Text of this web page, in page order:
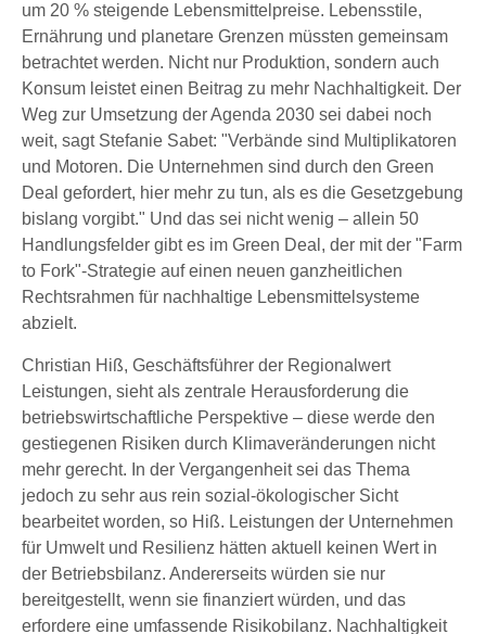
um 20 % steigende Lebensmittelpreise. Lebensstile,
Ernährung und planetare Grenzen müssten gemeinsam
betrachtet werden. Nicht nur Produktion, sondern auch
Konsum leistet einen Beitrag zu mehr Nachhaltigkeit. Der
Weg zur Umsetzung der Agenda 2030 sei dabei noch
weit, sagt Stefanie Sabet: "Verbände sind Multiplikatoren
und Motoren. Die Unternehmen sind durch den Green
Deal gefordert, hier mehr zu tun, als es die Gesetzgebung
bislang vorgibt." Und das sei nicht wenig – allein 50
Handlungsfelder gibt es im Green Deal, der mit der "Farm
to Fork"-Strategie auf einen neuen ganzheitlichen
Rechtsrahmen für nachhaltige Lebensmittelsysteme
abzielt.
Christian Hiß, Geschäftsführer der Regionalwert
Leistungen, sieht als zentrale Herausforderung die
betriebswirtschaftliche Perspektive – diese werde den
gestiegenen Risiken durch Klimaveränderungen nicht
mehr gerecht. In der Vergangenheit sei das Thema
jedoch zu sehr aus rein sozial-ökologischer Sicht
bearbeitet worden, so Hiß. Leistungen der Unternehmen
für Umwelt und Resilienz hätten aktuell keinen Wert in
der Betriebsbilanz. Andererseits würden sie nur
bereitgestellt, wenn sie finanziert würden, und das
erfordere eine umfassende Risikobilanz. Nachhaltigkeit